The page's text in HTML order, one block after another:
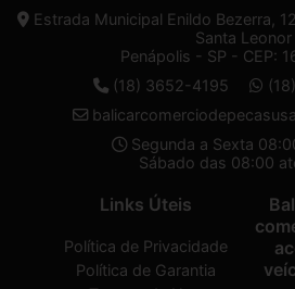
Estrada Municipal Enildo Bezerra,
Santa Leonor
Penápolis - SP - CEP:
(18) 3652-4195
Segunda a Sexta
Sábado das 08:00
Links Úteis
Política de Privacidade
Política de Garantia